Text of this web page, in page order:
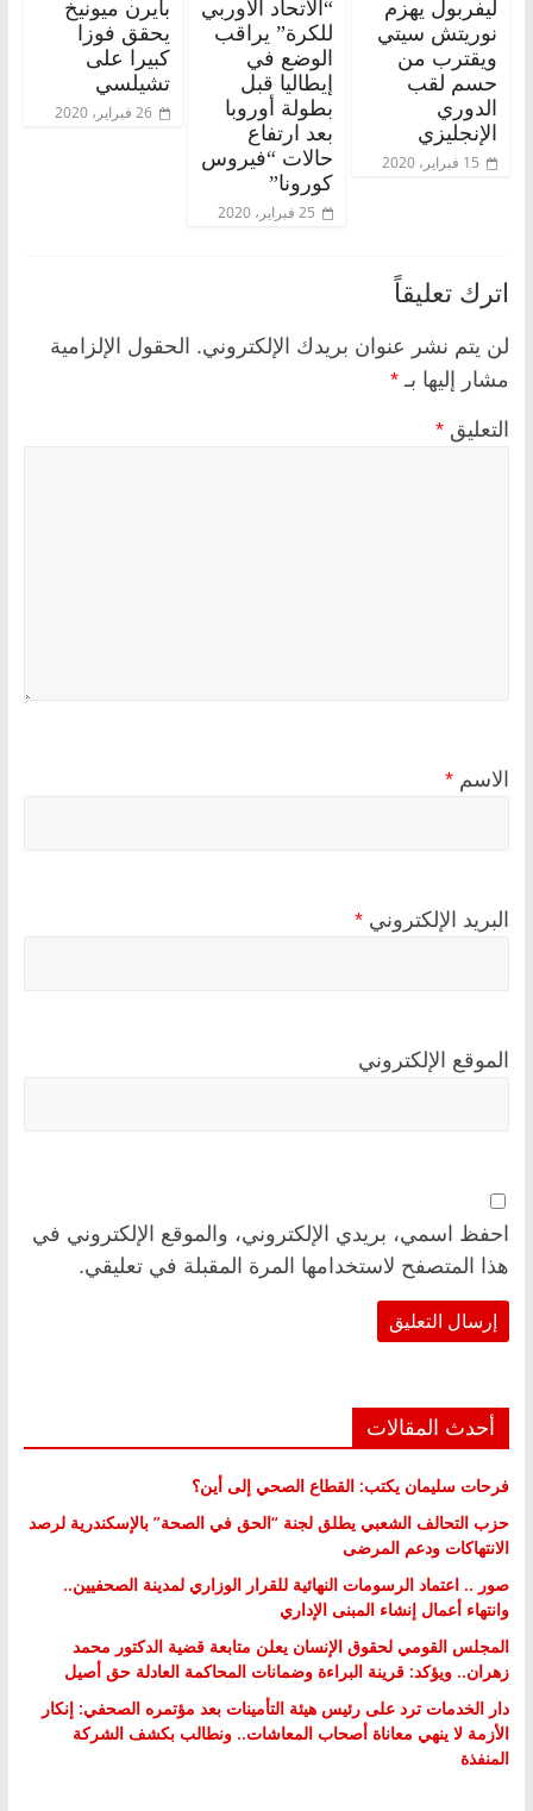
ليفربول يهزم
نوريتش سيتي
ويقترب من
حسم لقب
الدوري
الإنجليزي
15 فبراير، 2020
“الاتحاد الأوربي
للكرة” يراقب
الوضع في
إيطاليا قبل
بطولة أوروبا
بعد ارتفاع
حالات “فيروس
كورونا”
25 فبراير، 2020
بايرن ميونيخ
يحقق فوزا
كبيرا على
تشيلسي
26 فبراير، 2020
اترك تعليقاً
لن يتم نشر عنوان بريدك الإلكتروني. الحقول الإلزامية
مشار إليها بـ *
التعليق *
الاسم *
البريد الإلكتروني *
الموقع الإلكتروني
احفظ اسمي، بريدي الإلكتروني، والموقع الإلكتروني في
هذا المتصفح لاستخدامها المرة المقبلة في تعليقي.
أحدث المقالات
فرحات سليمان يكتب: القطاع الصحي إلى أين؟
حزب التحالف الشعبي يطلق لجنة “الحق في الصحة” بالإسكندرية لرصد
الانتهاكات ودعم المرضى
صور .. اعتماد الرسومات النهائية للقرار الوزاري لمدينة الصحفيين..
وانتهاء أعمال إنشاء المبنى الإداري
المجلس القومي لحقوق الإنسان يعلن متابعة قضية الدكتور محمد
زهران.. ويؤكد: قرينة البراءة وضمانات المحاكمة العادلة حق أصيل
دار الخدمات ترد على رئيس هيئة التأمينات بعد مؤتمره الصحفي: إنكار
الأزمة لا ينهي معاناة أصحاب المعاشات.. ونطالب بكشف الشركة
المنفذة